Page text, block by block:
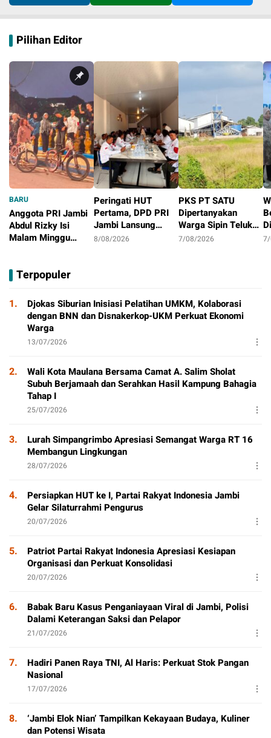
Pilihan Editor
BARU
Anggota PRI Jambi
Abdul Rizky Isi
Malam Minggu
Aktivitas Positif
Peringati HUT
Pertama, DPD PRI
Jambi Lansung
Berbagi Dengan
8/08/2026
PKS PT SATU
Dipertanyakan
Warga Sipin Teluk
Duren, Jarak Dekat
7/08/2026
Terpopuler
1.
Djokas Siburian Inisiasi Pelatihan UMKM, Kolaborasi
dengan BNN dan Disnakerkop-UKM Perkuat Ekonomi
Warga
13/07/2026
2.
Wali Kota Maulana Bersama Camat A. Salim Sholat
Subuh Berjamaah dan Serahkan Hasil Kampung Bahagia
Tahap I
25/07/2026
3.
Lurah Simpangrimbo Apresiasi Semangat Warga RT 16
Membangun Lingkungan
28/07/2026
4.
Persiapkan HUT ke I, Partai Rakyat Indonesia Jambi
Gelar Silaturrahmi Pengurus
20/07/2026
5.
Patriot Partai Rakyat Indonesia Apresiasi Kesiapan
Organisasi dan Perkuat Konsolidasi
20/07/2026
6.
Babak Baru Kasus Penganiayaan Viral di Jambi, Polisi
Dalami Keterangan Saksi dan Pelapor
21/07/2026
7.
Hadiri Panen Raya TNI, Al Haris: Perkuat Stok Pangan
Nasional
17/07/2026
8.
‘Jambi Elok Nian’ Tampilkan Kekayaan Budaya, Kuliner
dan Potensi Wisata